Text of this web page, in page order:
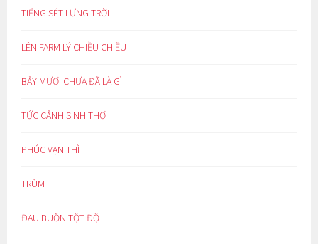
TIẾNG SÉT LƯNG TRỜI
LÊN FARM LÝ CHIỀU CHIỀU
BẢY MƯƠI CHƯA ĐÃ LÀ GÌ
TỨC CẢNH SINH THƠ
PHÚC VẠN THÌ
TRÙM
ĐAU BUỒN TỘT ĐỘ